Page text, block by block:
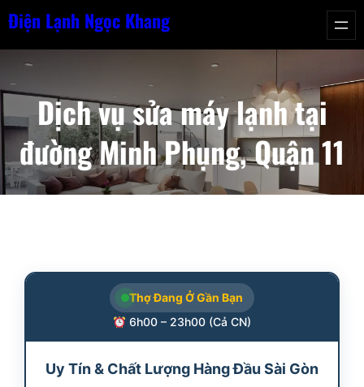
Chuyển
nội
Điện Lạnh Ngọc Khang
Dịch vụ sửa máy lạnh tại
đường Minh Phụng, Quận 11
Thợ Đang Ở Gần Bạn
6h00 – 23h00 (Cả CN)
Uy Tín & Chất Lượng Hàng Đầu Sài Gòn